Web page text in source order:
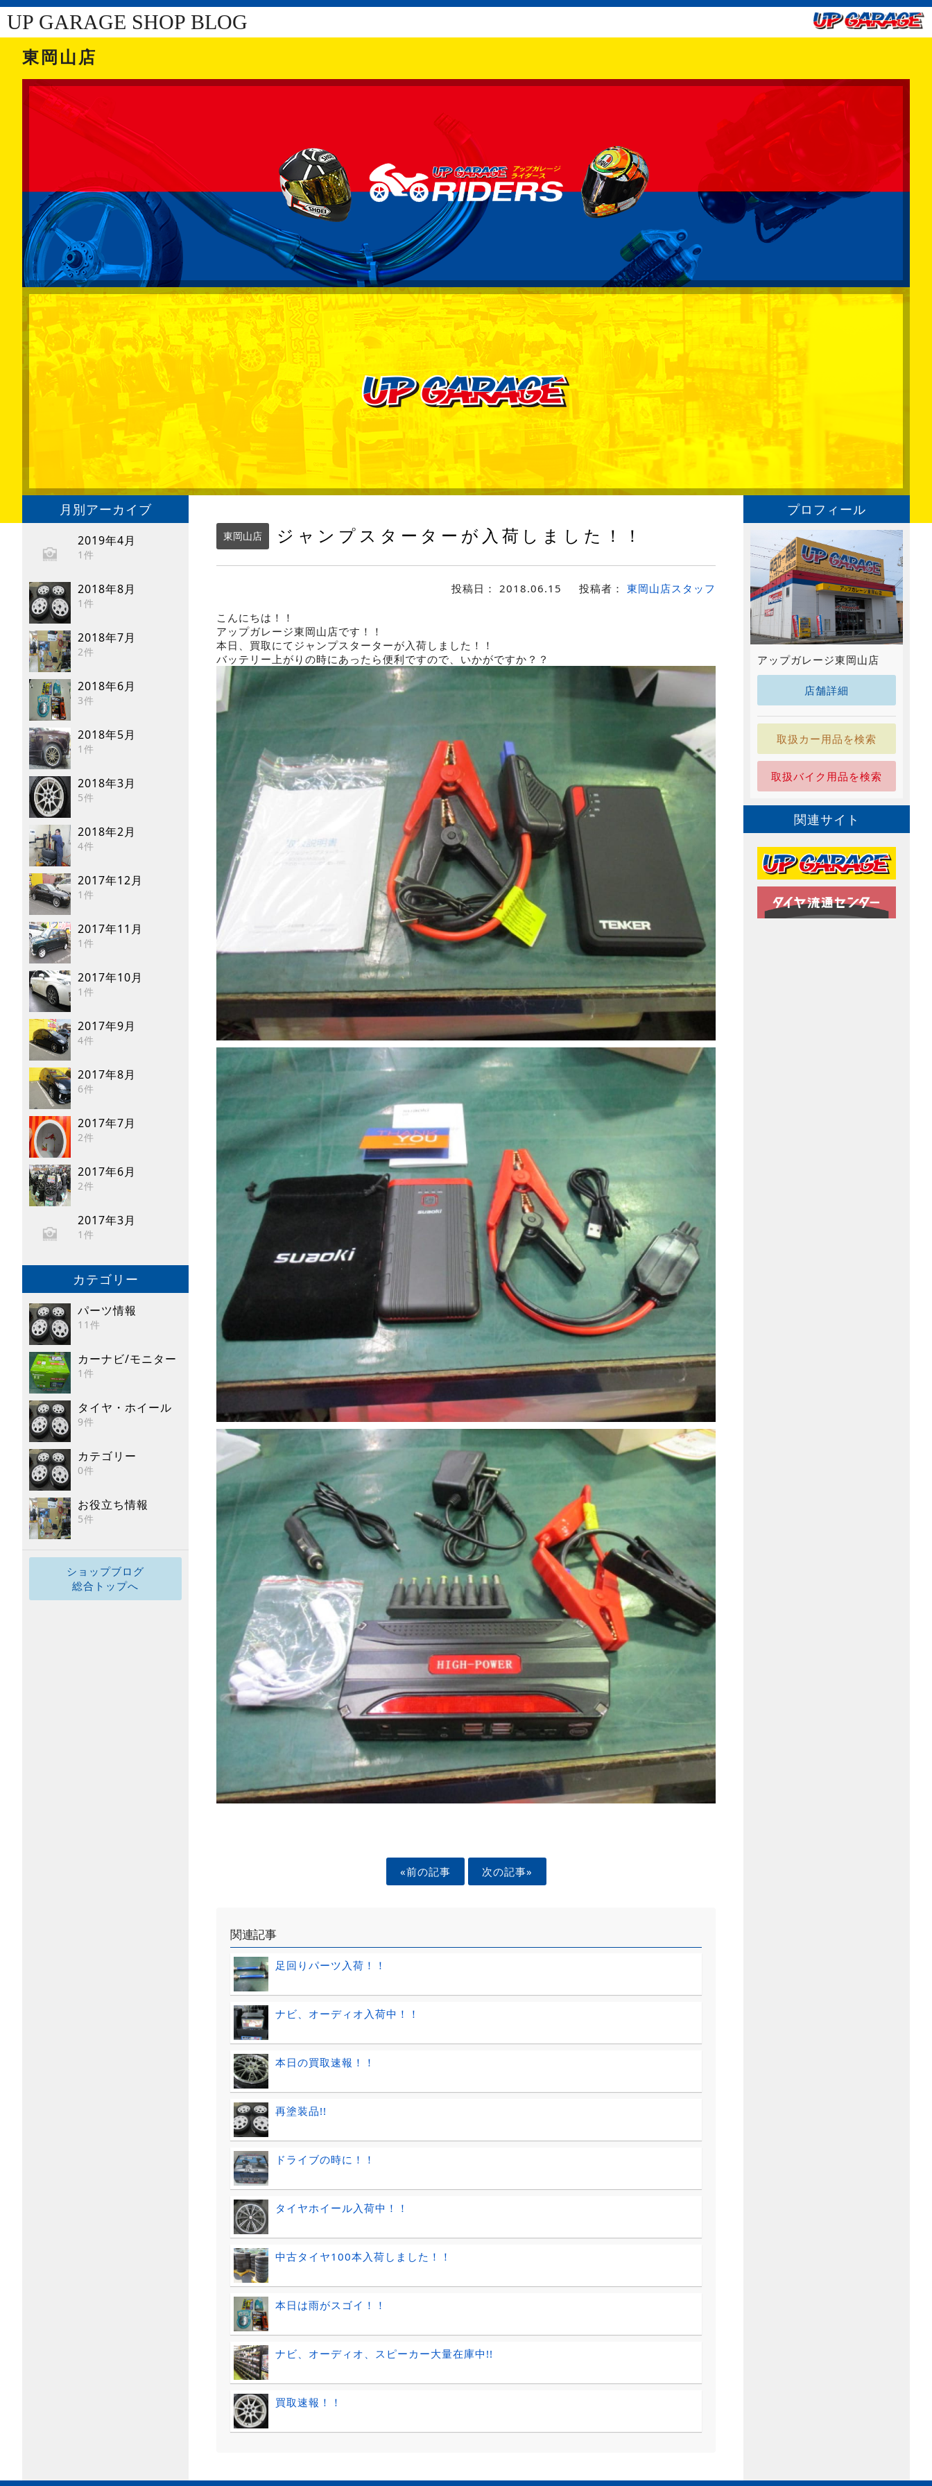
UP GARAGE SHOP BLOG
東岡山店
月別アーカイブ
2019年4月
1件
2018年8月
1件
2018年7月
2件
2018年6月
3件
2018年5月
1件
2018年3月
5件
2018年2月
4件
2017年12月
1件
2017年11月
1件
2017年10月
1件
2017年9月
4件
2017年8月
6件
2017年7月
2件
2017年6月
2件
2017年3月
1件
カテゴリー
パーツ情報
11件
カーナビ/モニター
1件
タイヤ・ホイール
9件
カテゴリー
0件
お役立ち情報
5件
ショップブログ
総合トップへ
東岡山店 ジャンプスターターが入荷しました！！
投稿日： 2018.06.15 投稿者： 東岡山店スタッフ
こんにちは！！
アップガレージ東岡山店です！！
本日、買取にてジャンプスターターが入荷しました！！
バッテリー上がりの時にあったら便利ですので、いかがですか？？
«前の記事 次の記事»
関連記事
足回りパーツ入荷！！
ナビ、オーディオ入荷中！！
本日の買取速報！！
再塗装品!!
ドライブの時に！！
タイヤホイール入荷中！！
中古タイヤ100本入荷しました！！
本日は雨がスゴイ！！
ナビ、オーディオ、スピーカー大量在庫中!!
買取速報！！
プロフィール
アップガレージ東岡山店
店舗詳細
取扱カー用品を検索
取扱バイク用品を検索
関連サイト